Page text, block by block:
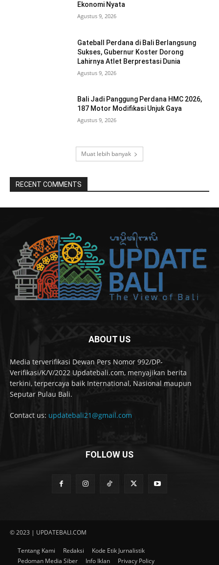
Ekonomi Nyata
Agustus 9, 2026
Gateball Perdana di Bali Berlangsung
Sukses, Gubernur Koster Dorong
Lahirnya Atlet Berprestasi Dunia
Agustus 9, 2026
Bali Jadi Panggung Perdana HMC 2026,
187 Motor Modifikasi Unjuk Gaya
Agustus 9, 2026
Muat lebih banyak
RECENT COMMENTS
ABOUT US
Media terverifikasi Dewan Pers Nomor 992/DP-
Verifikasi/K/V/2022 Updatebali.com, menyajikan berita
terkini, terpercaya baik International, Nasional maupun
Seputar Pulau Bali.
Contact us: updatebali21@gmail.com
FOLLOW US
© 2023 | UPDATEBALI.COM
Tentang Kami Redaksi
Kode Etik Jurnalistik
Pedoman Media Siber
Info Iklan Privacy Policy